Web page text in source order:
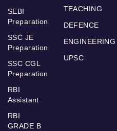
SEBI
Preparation
SSC JE
Preparation
SSC CGL
Preparation
RBI
Assistant
RBI
GRADE B
TEACHING
DEFENCE
ENGINEERING
UPSC